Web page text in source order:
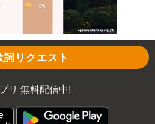
詞リクエスト
リ 無料配信中!